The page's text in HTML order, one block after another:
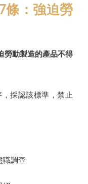
條：強迫勞
勞動製造的產品不得
採認該標準，禁止
職調查